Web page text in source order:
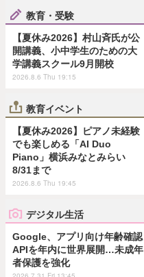
教育・受験
【夏休み2026】村山斉氏が公
開講義、小中学生のための大
学講義スクール9月開校
2026.8.6 Thu 19:15
教育イベント
【夏休み2026】ピアノ未経験
でも楽しめる「AI Duo
Piano」横浜みなとみらい
8/31まで
2026.8.6 Thu 19:45
デジタル生活
Google、アプリ向け年齢確認
APIを年内に世界展開…未成年
者保護を強化